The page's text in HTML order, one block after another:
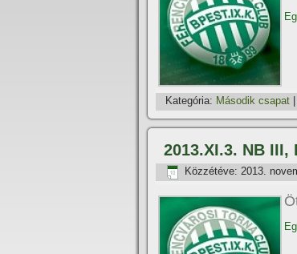
Kategória: Második csapat
2013.XI.3. NB III,
Közzétéve: 2013.